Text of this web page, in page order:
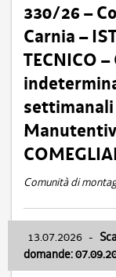
330/26 –
Carnia –
TECNICO
settimanali
Comunità di
13.07.2026 -
domande: